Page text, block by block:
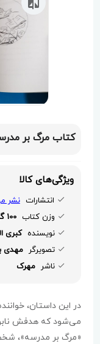
کتاب مرگ بر
ویژگی‌های کالا
انتشارات نشر
وزن کتاب 100 گرم
نویسنده کبری
تصویرگر مهدی
ناشر مهرک
در این داستان،
می‌شود که هدفش
«مرگ بر مدرسه»،